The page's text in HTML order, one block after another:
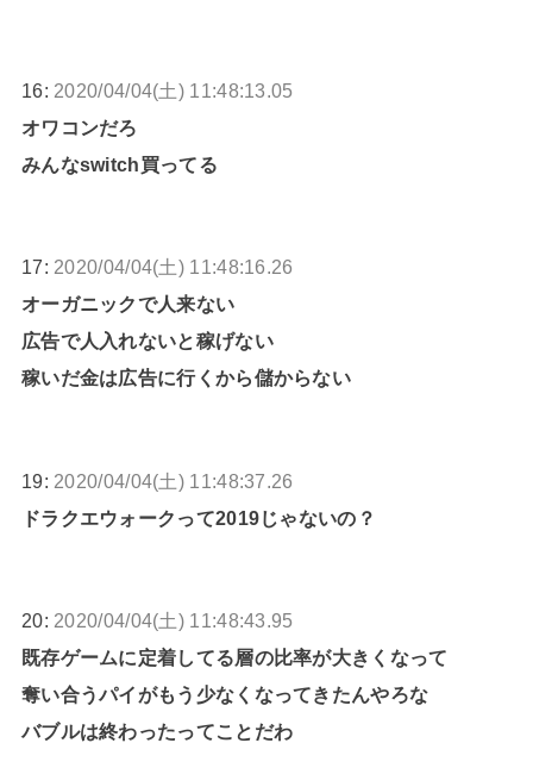
16: 2020/04/04(土) 11:48:13.05
オワコンだろ
みんなswitch買ってる
17: 2020/04/04(土) 11:48:16.26
オーガニックで人来ない
広告で人入れないと稼げない
稼いだ金は広告に行くから儲からない
19: 2020/04/04(土) 11:48:37.26
ドラクエウォークって2019じゃないの？
20: 2020/04/04(土) 11:48:43.95
既存ゲームに定着してる層の比率が大きくなって
奪い合うパイがもう少なくなってきたんやろな
バブルは終わったってことだわ